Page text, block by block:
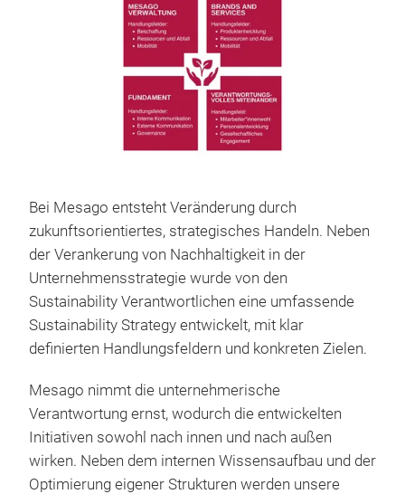
Bei Mesago entsteht Veränderung durch
zukunftsorientiertes, strategisches Handeln. Neben
der Verankerung von Nachhaltigkeit in der
Unternehmensstrategie wurde von den
Sustainability Verantwortlichen eine umfassende
Sustainability Strategy entwickelt, mit klar
definierten Handlungsfeldern und konkreten Zielen.
Mesago nimmt die unternehmerische
Verantwortung ernst, wodurch die entwickelten
Initiativen sowohl nach innen und nach außen
wirken. Neben dem internen Wissensaufbau und der
Optimierung eigener Strukturen werden unsere